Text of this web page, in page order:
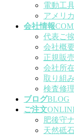
電動工
アメリ
会社情報
代表ご
会社概
正規販
会社所
取り組み
検査修
ブログBLOG
ご注文
肥後守
天然砥